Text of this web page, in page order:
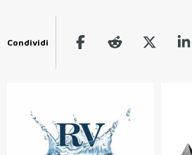
Condividi